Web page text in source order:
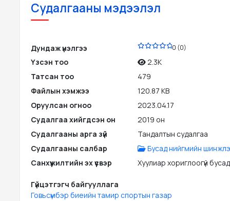
Судалгааны мэдээлэл
Дундаж үнэлгээ 0 (0)
Үзсэн тоо
2.3K
Татсан тоо
479
Файлын хэмжээ
120.87 KB
Оруулсан огноо
2023.04.17
Судалгаа хийгдсэн он
2019 он
Судалгааны арга зүй
Тандалтын судалгаа
Судалгааны салбар
Бусад нийгмийн
Санхүүжилтийн эх үүсвэр
Хуулиар хориглоогүй бусад
Гүйцэтгэгч байгууллага
Говьсүмбэр биеийн тамир спортын газар